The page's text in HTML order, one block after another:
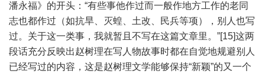
潘永福》的开头：“有些事他作过而一般作地方工作的老同
志也都作过（如抗旱、灭蝗、土改、民兵等项），别人也写
过。关于这一类事，我就暂且不写在这篇文章里。”[15]这两
段话充分反映出赵树理在写人物故事时都在自觉地规避别人
已经写过的内容，这是赵树理文学能够保持“新颖”的又一个